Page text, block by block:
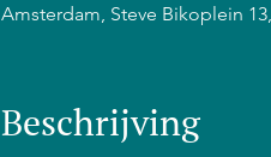
Amsterdam, Steve Bikoplein
Beschrijving